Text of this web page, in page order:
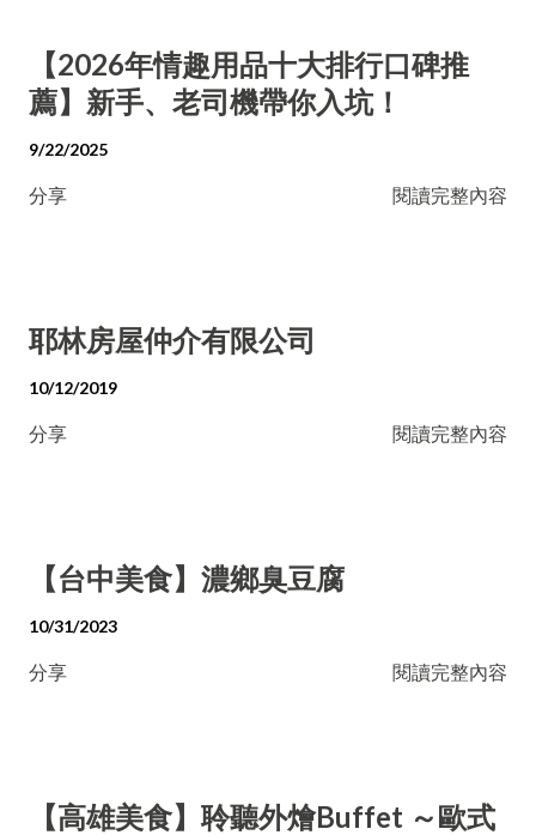
【2026年情趣用品十大排行口碑推
薦】新手、老司機帶你入坑！
9/22/2025
分享 閱讀完整內容
耶林房屋仲介有限公司
10/12/2019
分享 閱讀完整內容
【台中美食】濃鄉臭豆腐
10/31/2023
分享 閱讀完整內容
【高雄美食】聆聽外燴Buffet ～歐式